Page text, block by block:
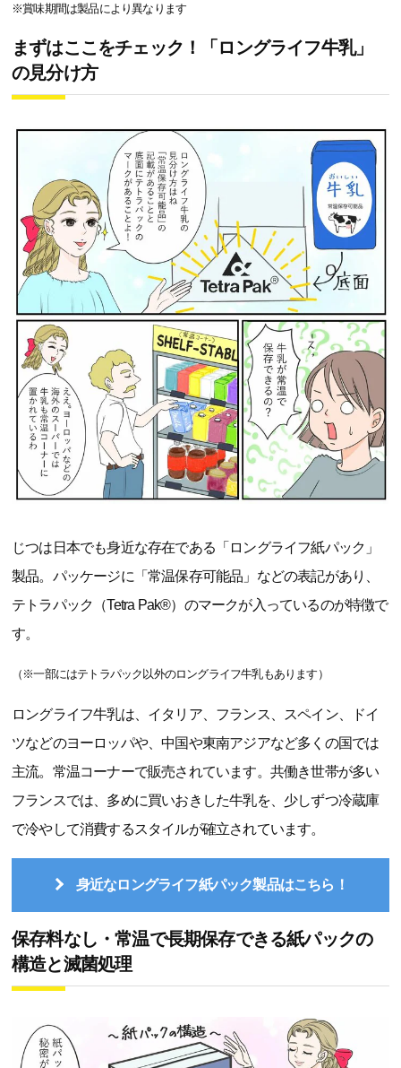
※賞味期間は製品により異なります
まずはここをチェック！「ロングライフ牛乳」
の見分け方
じつは日本でも身近な存在である「ロングライフ紙パック」
製品。パッケージに「常温保存可能品」などの表記があり、
テトラパック（Tetra Pak®）のマークが入っているのが特徴で
す。
（※一部にはテトラパック以外のロングライフ牛乳もあります）
ロングライフ牛乳は、イタリア、フランス、スペイン、ドイ
ツなどのヨーロッパや、中国や東南アジアなど多くの国では
主流。常温コーナーで販売されています。共働き世帯が多い
フランスでは、多めに買いおきした牛乳を、少しずつ冷蔵庫
で冷やして消費するスタイルが確立されています。
身近なロングライフ紙パック製品はこちら！
保存料なし・常温で長期保存できる紙パックの
構造と滅菌処理